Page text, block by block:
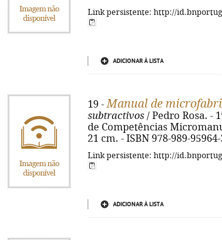
Link persistente: http://
ADICIONAR À LISTA
19 -Manual de
subtractivos / Pedro Rosa. -
de Competências
21 cm. - ISBN 978-989-
Link persistente: http://
ADICIONAR À LISTA